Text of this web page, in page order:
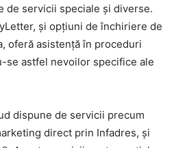
de servicii speciale și diverse.
și opțiuni de închiriere de
oferă asistență în proceduri
se astfel nevoilor specifice ale
dispune de servicii precum
direct prin Infadres, și